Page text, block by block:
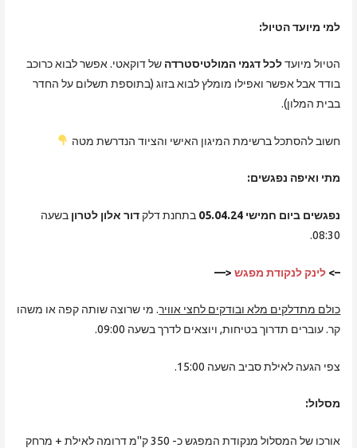
למי מיועד הטיול:
הטיול מיועדלכל דגמי המולטיסטרדה של דוקאטי. אפשר לבוא כרוכב
בודד אבל אפשר ואפילו מומלץ לבוא בזוג (בתוספת תשלום על החדר
בבית המלון).
חשוב להסתכל ברשימת המיגון האישי והציוד הנדרשת מטה
מתי ואיפה נפגשים:
נפגשים ביום חמישי 05.04.24 בתחנת דלקדור אלון לטרון בשעה
08:30.
–> לינק לנקודת מפגש<—
כולם מתדלקים מלא ובודקים לחצי אוויר. מי שרוצה שותה קפה או משהו
קר. עוברים תדרוך בטיחות, ויוצאים לדרך בשעה 09:00.
צפי הגעה לאילת סביב השעה 15:00.
מסלול:
אורכו של המסלול מנקודת המפגש כ- 350 ק"מ דרומה לאילת + מרחק